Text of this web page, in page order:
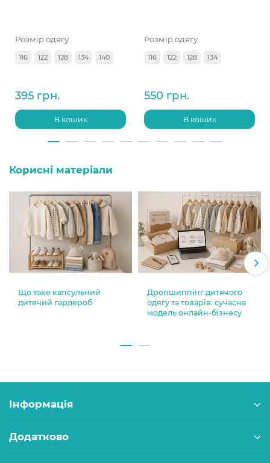
Розмір одягу
116 122 128 134 140
395 грн.
В кошик
Розмір одягу
116 122 128 134
550 грн.
В кошик
Корисні матеріали
Що таке капсульний
дитячий гардероб
Дропшиппінг дитячого
одягу та товарів: сучасна
модель онлайн-бізнесу
Інформація
Додатково